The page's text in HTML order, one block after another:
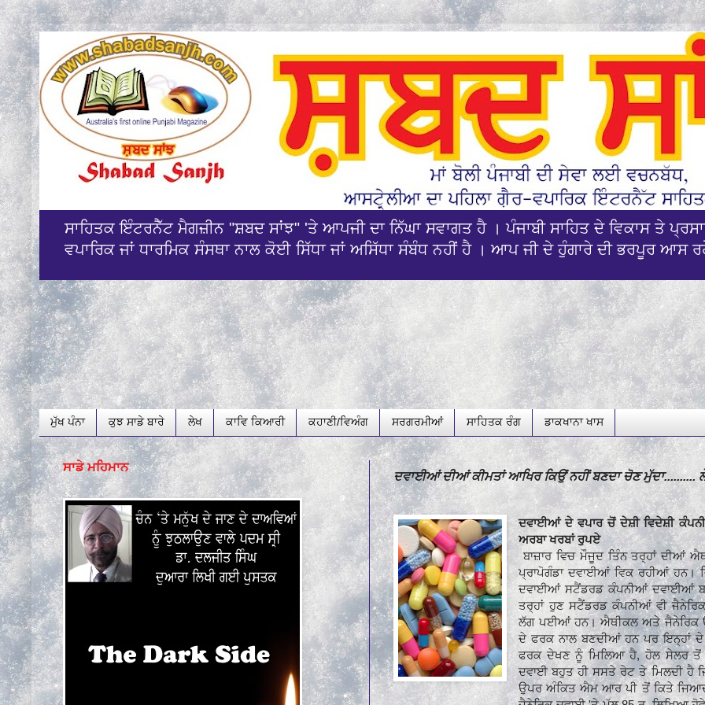
ਸਾਹਿਤਕ ਇੰਟਰਨੈੱਟ ਮੈਗਜ਼ੀਨ "ਸ਼ਬਦ ਸਾਂਝ" 'ਤੇ ਆਪਜੀ ਦਾ ਨਿੱਘਾ ਸਵਾਗਤ ਹੈ । ਪੰਜਾਬੀ ਸਾਹਿਤ ਦੇ ਵਿਕਾਸ ਤੇ
ਵਪਾਰਿਕ ਜਾਂ ਧਾਰਮਿਕ ਸੰਸਥਾ ਨਾਲ ਕੋਈ ਸਿੱਧਾ ਜਾਂ ਅਸਿੱਧਾ ਸੰਬੰਧ ਨਹੀਂ ਹੈ । ਆਪ ਜੀ ਦੇ ਹੁੰਗਾਰੇ ਦੀ ਭਰਪੂਰ ਆਸ
ਮੁੱਖ ਪੰਨਾ ਕੁਝ ਸਾਡੇ ਬਾਰੇ ਲੇਖ ਕਾਵਿ ਕਿਆਰੀ ਕਹਾਣੀ/ਵਿਅੰਗ ਸਰਗਰਮੀਆਂ ਸਾਹਿਤਕ ਰੰਗ ਡਾਕਖਾਨਾ ਖਾਸ
ਦਵਾਈਆਂ ਦੀਆਂ ਕੀਮਤਾਂ ਆਖਿਰ ਕਿਉਂ ਨਹੀਂ ਬਣਦਾ ਚੋਣ ਮੁੱਦਾ..........
ਦਵਾਈਆਂ ਦੇ ਵਪਾਰ ਚੋਂ ਦੇਸ਼ੀ ਵਿਦੇਸ਼ੀ
ਅਰਬਾ ਖਰਬਾਂ ਰੁਪਏ
ਬਾਜ਼ਾਰ ਵਿਚ ਮੌਜੂਦ ਤਿੰਨ ਤਰ੍ਹਾਂ ਦੀਆਂ
ਪ੍ਰਾਪੋਗੰਡਾ ਦਵਾਈਆਂ ਵਿਕ ਰਹੀਆਂ ਹਨ।
ਦਵਾਈਆਂ ਸਟੈਂਡਰਡ ਕੰਪਨੀਆਂ ਦਵਾਈਆਂ
ਤਰ੍ਹਾਂ ਹੁਣ ਸਟੈਂਡਰਡ ਕੰਪਨੀਆਂ ਵੀ
ਲੱਗ ਪਈਆਂ ਹਨ। ਐਥੀਕਲ ਅਤੇ ਜੈਨੇਰਿਕ
ਦੇ ਫਰਕ ਨਾਲ ਬਣਦੀਆਂ ਹਨ ਪਰ ਇਨ੍ਹਾਂ ਦੇ
ਫਰਕ ਦੇਖਣ ਨੂੰ ਮਿਲਿਆ ਹੈ,ਹੋਲ ਸੇਲਰ ਤੋਂ
ਦਵਾਈ ਬਹੁਤ ਹੀ ਸਸਤੇ ਰੇਟ ਤੇ ਮਿਲਦੀ ਹੈ
ਉਪਰ ਅੰਕਿਤ ਐਮ ਆਰ ਪੀ ਤੋਂ ਕਿਤੇ
ਸਾਡੇ ਮਹਿਮਾਨ